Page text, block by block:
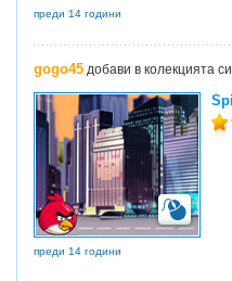
преди 14 години
gogo45 добави в колекцията си
преди 14 години